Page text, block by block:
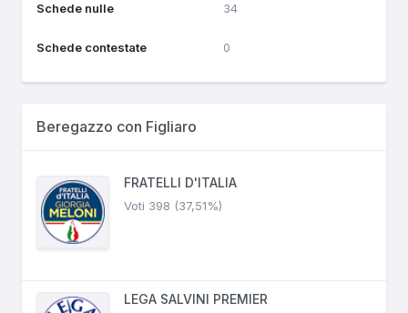
Schede nulle 34
Schede contestate 0
Beregazzo con Figliaro
FRATELLI D'ITALIA
Voti 398 (37,51%)
LEGA SALVINI PREMIER